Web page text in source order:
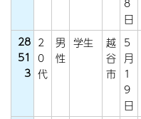
日
28
51
3
2
0
代
男
性
学生
越
谷
市
5
月
1
9
日